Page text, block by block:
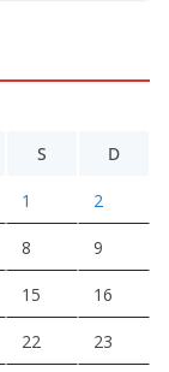
S D
1 2
8 9
15 16
22 23